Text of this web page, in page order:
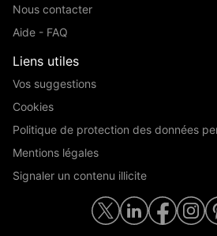
Nous contacter
Aide - FAQ
Liens utiles
Vos suggestions
Cookies
Politique de protection des données
Mentions légales
Signaler un contenu illicite